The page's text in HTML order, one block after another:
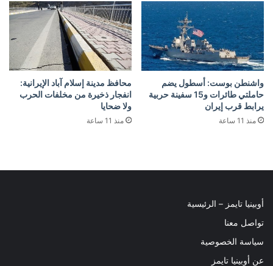
واشنطن بوست: أسطول يضم
حاملتي طائرات و15 سفينة حربية
يرابط قرب إيران
منذ 11 ساعة
محافظ مدينة إسلام آباد الإيرانية:
انفجار ذخيرة من مخلفات الحرب
ولا ضحايا
منذ 11 ساعة
أوبينيا تايمز – الرئيسية
تواصل معنا
سياسة الخصوصية
عن أوبينيا تايمز